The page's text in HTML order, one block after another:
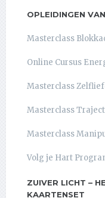
OPLEIDINGEN
Masterclass
Online Cursus
Masterclass
Masterclass
Masterclass
Volg je Hart
ZUIVER LICHT –
KAARTENSET